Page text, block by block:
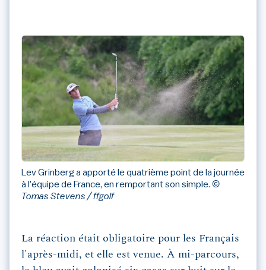
Lev Grinberg a apporté le quatrième point de la journée
à l'équipe de France, en remportant son simple. ©
Tomas Stevens / ffgolf
La réaction était obligatoire pour les Français
l'après-midi, et elle est venue. À mi-parcours,